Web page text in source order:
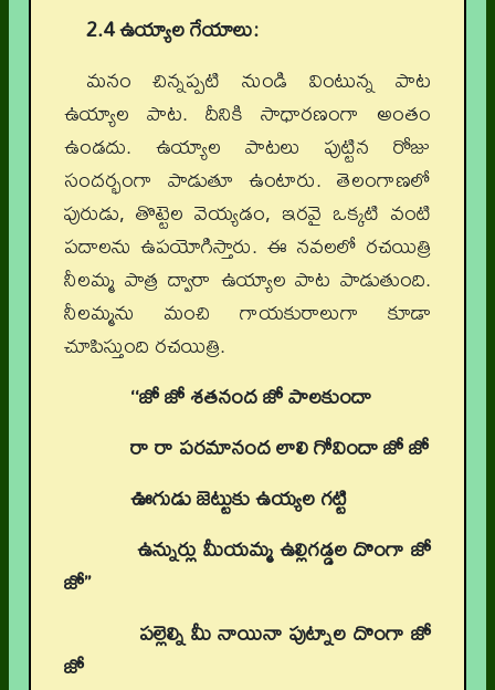
2.4 ఉయ్యాల గేయాలు:
మనం చిన్నప్పటి నుండి వింటున్న పాట
ఉయ్యాల పాట. దీనికి సాధారణంగా అంతం
ఉండదు. ఉయ్యాల పాటలు పుట్టిన రోజు
సందర్భంగా పాడుతూ ఉంటారు. తెలంగాణలో
పురుడు, తొట్టెల వెయ్యడం, ఇరవై ఒక్కటి వంటి
పదాలను ఉపయోగిస్తారు. ఈ నవలలో రచయిత్రి
నీలమ్మ పాత్ర ద్వారా ఉయ్యాల పాట పాడుతుంది.
నీలమ్మను మంచి గాయకురాలుగా కూడా
చూపిస్తుంది రచయిత్రి.
‘‘జో జో శతనంద జో పాలకుందా
రా రా పరమానంద లాలి గోవిందా జో జో
ఊగుడు జెట్టుకు ఉయ్యల గట్టి
ఉన్నుర్లు మీయమ్మ ఉల్లిగడ్డల దొంగా జో
జో’’
పల్లెల్ని మీ నాయినా పుట్నాల దొంగా జో
జో